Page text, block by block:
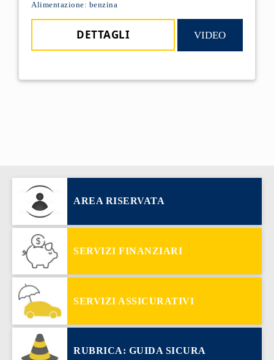
Alimentazione: benzina
DETTAGLI VIDEO
AREA RISERVATA
SERVIZI FINANZIARI
SERVIZI ASSICURATIVI
RUBRICA: GUIDA SICURA